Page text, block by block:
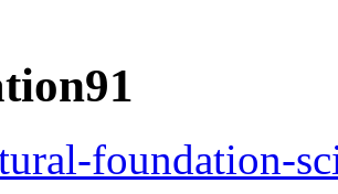
foundation-